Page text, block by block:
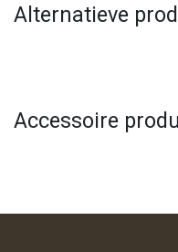
Alternatieve
Accessoire